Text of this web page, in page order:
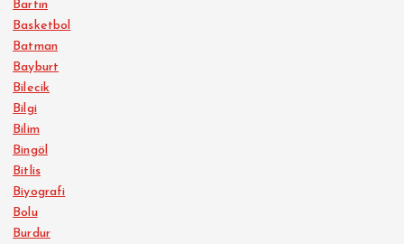
Bartın
Basketbol
Batman
Bayburt
Bilecik
Bilgi
Bilim
Bingöl
Bitlis
Biyografi
Bolu
Burdur